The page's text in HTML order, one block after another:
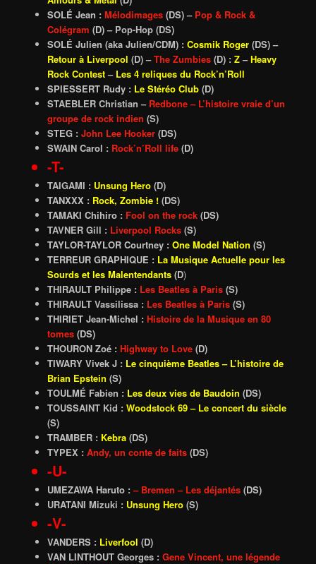
SOLÉ Jean : Mélodimages(DS)– Pop & Rock &
Colégram (D) – Pop-Hop (DS)
SOLÉ Julien (aka Julien/CDM) : Cosmik Roger(DS) –
Retour à Liverpool (D) – The Zumbies(D) : Z –Heavy
Rock Contest– Les 4 reliques du Rock’n’Roll
SPIESSERT Rudy : Le Stéréo Club(D)
STAEBLER Christian – Redbone – L’histoire vraie d’un
groupe de rock indien (S)
STEG : John Lee Hooker(DS)
SWAIN Carol : Rock’n’Roll life (D)
-T-
TAIGAMI : Unsung Hero(D)
TANXXX : Rock, Zombie !(DS)
TAMAKI Chihiro : Fool on the rock(DS)
TAVNER Gill : Liverpool Rocks(S)
TAYLOR-TAYLOR Courtney : One Model Nation (S)
TERREUR GRAPHIQUE : La Musique Actuelle pour les
Sourds et les Malentendants(D)
THIRAULT Philippe : Les Beatles à Paris(S)
THIRAULT Vassilissa : Les Beatles à Paris(S)
THIRIET Jean-Michel : Histoire de la Musique en 80
tomes(DS)
THOURON Zoé : Highway to Love(D)
TIWARY Vivek J : Le cinquième Beatles – L’histoire de
Brian Epstein (S)
TOULMÉ Fabien : Les deux vies de Baudoin (DS)
TOUSSAINT Kid : Woodstock 69 – Le concert du siècle
(S)
TRAMBER : Kebra(DS)
TYPEX : Andy, un conte de faits(DS)
-U-
UMEZAWA Haruto :– Bremen – Les déjantés(DS)
URATANI Mizuki : Unsung Hero(S)
-V-
VANDERS : Liverfool (D)
VAN LINTHOUT Georges : Gene Vincent, une légende